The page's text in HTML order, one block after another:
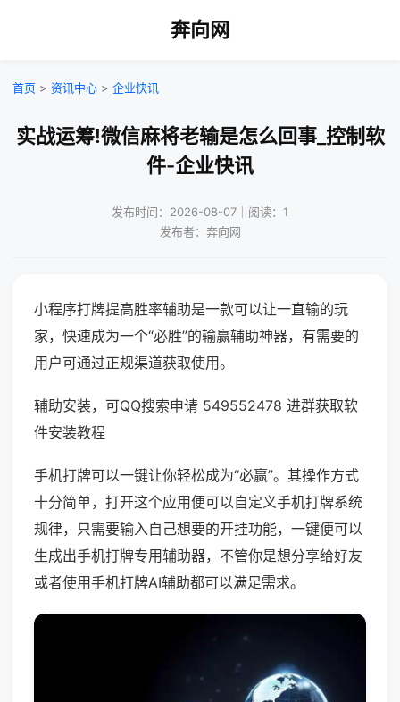
奔向网
首页 > 资讯中心 > 企业快讯
实战运筹!微信麻将老输是怎么回事_控制软
件-企业快讯
发布时间：2026-08-07｜阅读：1
发布者：奔向网
小程序打牌提高胜率辅助是一款可以让一直输的玩
家，快速成为一个“必胜”的输赢辅助神器，有需要的
用户可通过正规渠道获取使用。
辅助安装，可QQ搜索申请 549552478 进群获取软
件安装教程
手机打牌可以一键让你轻松成为“必赢”。其操作方式
十分简单，打开这个应用便可以自定义手机打牌系统
规律，只需要输入自己想要的开挂功能，一键便可以
生成出手机打牌专用辅助器，不管你是想分享给好友
或者使用手机打牌AI辅助都可以满足需求。